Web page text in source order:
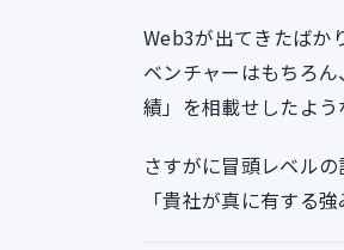
Web3が出てきたばか
ベンチャーはもちろ
績」を相載せしたよう
さすがに冒頭レベル
「貴社が真に有する